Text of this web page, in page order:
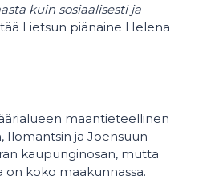
kuin sosiaalisesti ja
Lietsun piänaine Helena
maantieteellinen
Ilomantsin ja Joensuun
kaupunginosan, mutta
koko maakunnassa.